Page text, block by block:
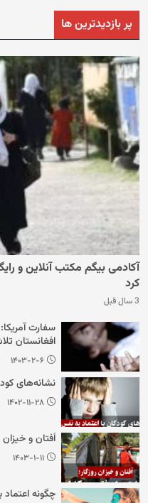
پر بازدیدترین ها
آکادمی بیگم مکتب آنلاین و
کرد
3 سال قبل
سفارت
افغانستان
۱۴۰۳-۲-۶
نشانه‌های
۱۴۰۲-۱۱-۲۸
اُفتان و خیزان
۱۴۰۳-۱-۱۱
چگونه